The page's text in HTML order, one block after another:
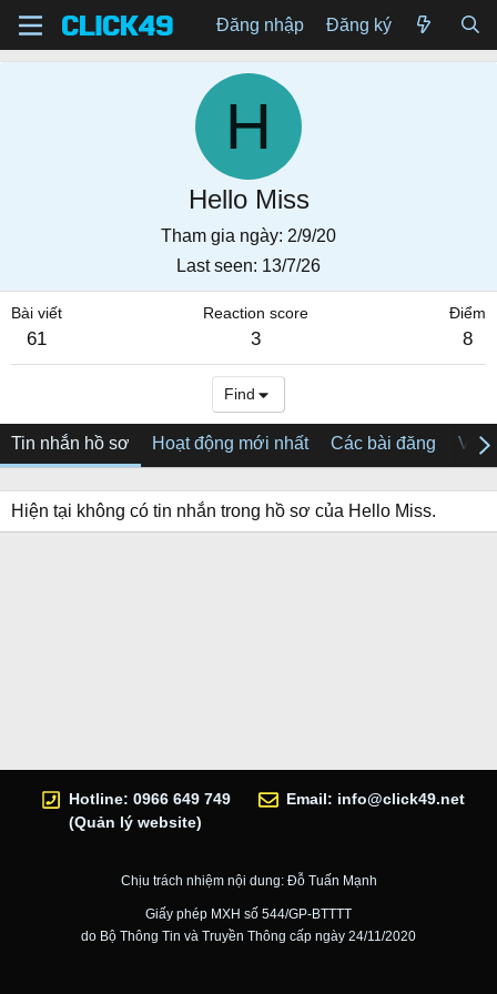
Đăng nhập Đăng ký
H
Hello Miss
Tham gia ngày 2/9/20
Last seen 13/7/26
Bài viết
61
Reaction score
3
Điểm
8
Find
Tin nhắn hồ sơ Hoạt động mới nhất Các bài đăng Về
Hiện tại không có tin nhắn trong hồ sơ của Hello Miss.
Hotline: 0966 649 749
(Quản lý website)
Email: info@click49.net
Chịu trách nhiệm nội dung: Đỗ Tuấn Mạnh
Giấy phép MXH số 544/GP-BTTTT
do Bộ Thông Tin và Truyền Thông cấp ngày 24/11/2020